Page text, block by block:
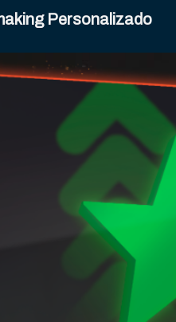
Personalizado